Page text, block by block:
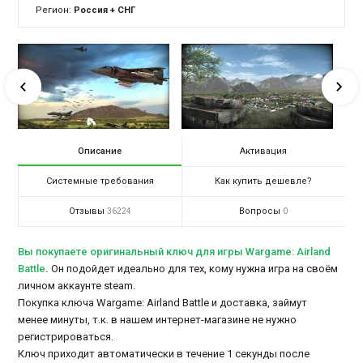
Регион: Россия + СНГ
Описание Активация
Системные требования Как купить дешевле?
Отзывы 36224 Вопросы 0
Вы покупаете оригинальный ключ для игры Wargame: Airland
Battle. Он подойдет идеально для тех, кому нужна игра на своём
личном аккаунте steam.
Покупка ключа Wargame: Airland Battle и доставка, займут
менее минуты, т.к. в нашем интернет-магазине не нужно
регистрироваться.
Ключ приходит автоматически в течение 1 секунды после